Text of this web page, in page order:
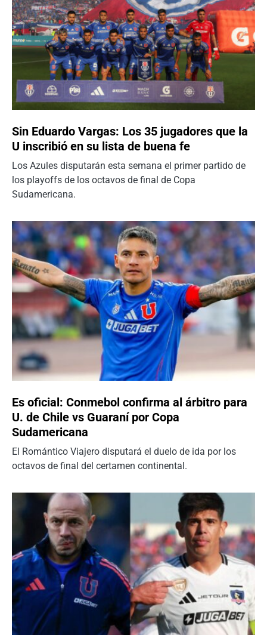
Sin Eduardo Vargas: Los 35 jugadores que la
U inscribió en su lista de buena fe
Los Azules disputarán esta semana el primer partido de
los playoffs de los octavos de final de Copa
Sudamericana.
Es oficial: Conmebol confirma al árbitro para
U. de Chile vs Guaraní por Copa
Sudamericana
El Romántico Viajero disputará el duelo de ida por los
octavos de final del certamen continental.